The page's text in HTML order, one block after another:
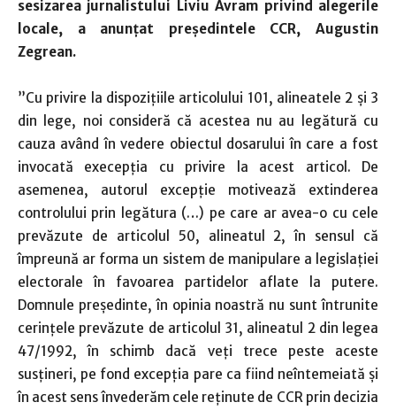
sesizarea jurnalistului Liviu Avram privind alegerile
locale, a anunţat preşedintele CCR, Augustin
Zegrean.
”Cu privire la dispoziţiile articolului 101, alineatele 2 şi 3
din lege, noi consideră că acestea nu au legătură cu
cauza având în vedere obiectul dosarului în care a fost
invocată execepţia cu privire la acest articol. De
asemenea, autorul excepţie motivează extinderea
controlului prin legătura (…) pe care ar avea-o cu cele
prevăzute de articolul 50, alineatul 2, în sensul că
împreună ar forma un sistem de manipulare a legislaţiei
electorale în favoarea partidelor aflate la putere.
Domnule preşedinte, în opinia noastră nu sunt întrunite
cerinţele prevăzute de articolul 31, alineatul 2 din legea
47/1992, în schimb dacă veţi trece peste aceste
susţineri, pe fond excepţia pare ca fiind neîntemeiată şi
în acest sens învederăm cele reţinute de CCR prin decizia